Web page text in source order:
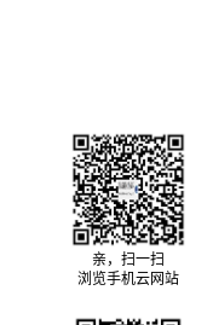
亲，扫一扫
浏览手机云网站